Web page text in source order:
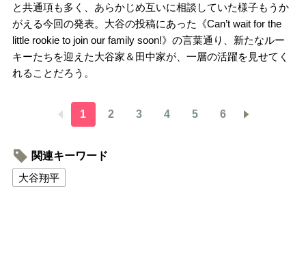
と共通項も多く、あらかじめ互いに相談していた様子もうか
がえる今回の発表。大谷の投稿にあった《Can’t wait for the
little rookie to join our family soon!》の言葉通り、新たなルー
キーたちを迎えた大谷家＆田中家が、一層の活躍を見せてく
れることだろう。
1 2 3 4 5 6
関連キーワード
大谷翔平